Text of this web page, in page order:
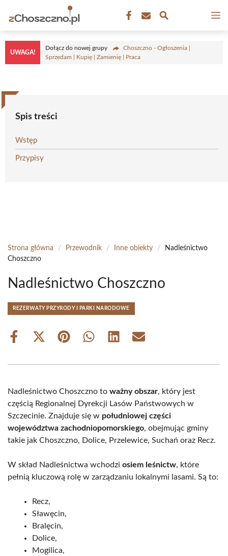
treści
UWAGA!
Dołącz do nowej grupy
Choszczno - Ogłoszenia |
Sprzedam | Kupię | Zamienię | Praca
Spis treści
Wstęp
Przypisy
Strona główna / Przewodnik / Inne obiekty /
Nadleśnictwo
Choszczno
Nadleśnictwo Choszczno
REZERWATY PRZYRODY I PARKI NARODOWE
Share
Share
(Twitter)
Share Share Share Share
Nadleśnictwo Choszczno to ważny obszar, który jest
częścią Regionalnej Dyrekcji Lasów Państwowych w
Szczecinie. Znajduje się w południowej części
województwa zachodniopomorskiego, obejmując gminy
takie jak Choszczno, Dolice, Przelewice, Suchań oraz Recz.
W skład Nadleśnictwa wchodzi osiem leśnictw, które
pełnią kluczową rolę w zarządzaniu lokalnymi lasami. Są to:
Recz,
Sławęcin,
Bralęcin,
Dolice,
Mogilica,